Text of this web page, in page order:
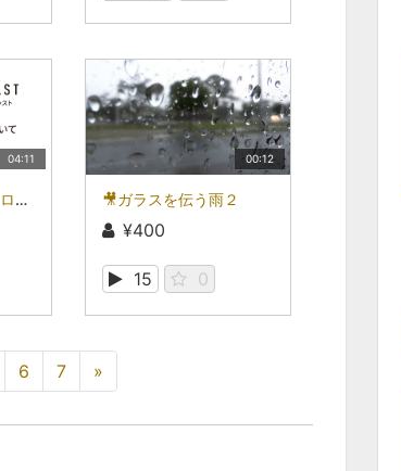
04:11
🎥動画の公開コントロール：ソーシャルキャストを動画で知る
00:12
🎥ガラスを伝う雨２
¥400
15 0
6 7 »